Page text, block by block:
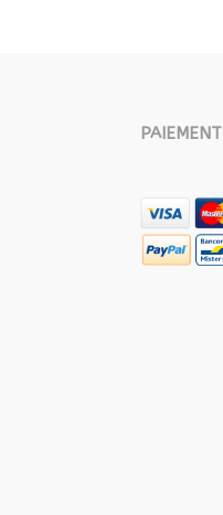
PAIEMENT